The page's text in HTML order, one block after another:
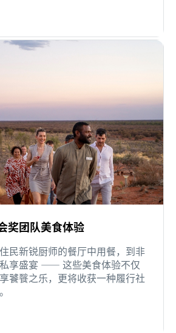
奖团队美食体验
民新锐厨师的餐厅中用餐，到非
享盛宴 —— 这些美食体验不仅
饕餮之乐，更将收获一种履行社